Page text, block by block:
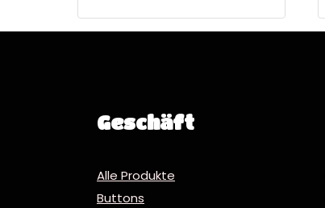
Geschäft
Alle Produkte
Buttons